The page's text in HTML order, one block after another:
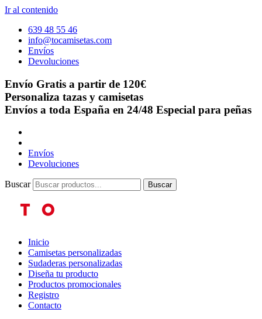
Ir al contenido
639 48 55 46
info@tocamisetas.com
Envíos
Devoluciones
Envío Gratis a partir de 120€
Personaliza tazas y camisetas
Envíos a toda España en 24/48 Especial para peñas
Envíos
Devoluciones
Buscar Buscar
Inicio
Camisetas personalizadas
Sudaderas personalizadas
Diseña tu producto
Productos promocionales
Registro
Contacto